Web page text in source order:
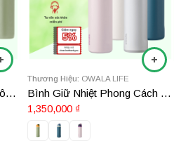
Bình giữ nhiệt bằng thép không gỉ Owala 24oz
Thương Hiệu: OWALA LIFE
Bình Giữ Nhiệt Phong Cách Thể Thao Owala FreeSip Insulated Stainless Steel Water Bottle 24oz
1,350,000 ₫